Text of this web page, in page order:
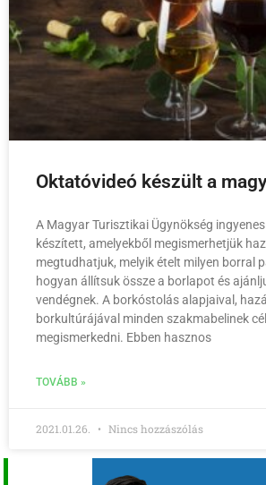
Oktatóvideó készült a
A Magyar Turisztikai Ügynökség
készített, amelyekből megismerhetjük
megtudhatjuk, melyik ételt milyen borral
hogyan állítsuk össze a borlapot és
vendégnek. A borkóstolás alapjaival,
borkultúrájával minden szakmabelinek
megismerkedni. Ebben hasznos
TOVÁBB »
2021.01.26. Nincs hozzászólás